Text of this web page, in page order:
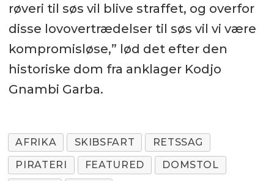
røveri til søs vil blive straffet, og overfor
disse lovovertrædelser til søs vil vi være
kompromisløse,” lød det efter den
historiske dom fra anklager Kodjo
Gnambi Garba.
AFRIKA SKIBSFART
RETSSAG
PIRATERI
FEATURED
DOMSTOL